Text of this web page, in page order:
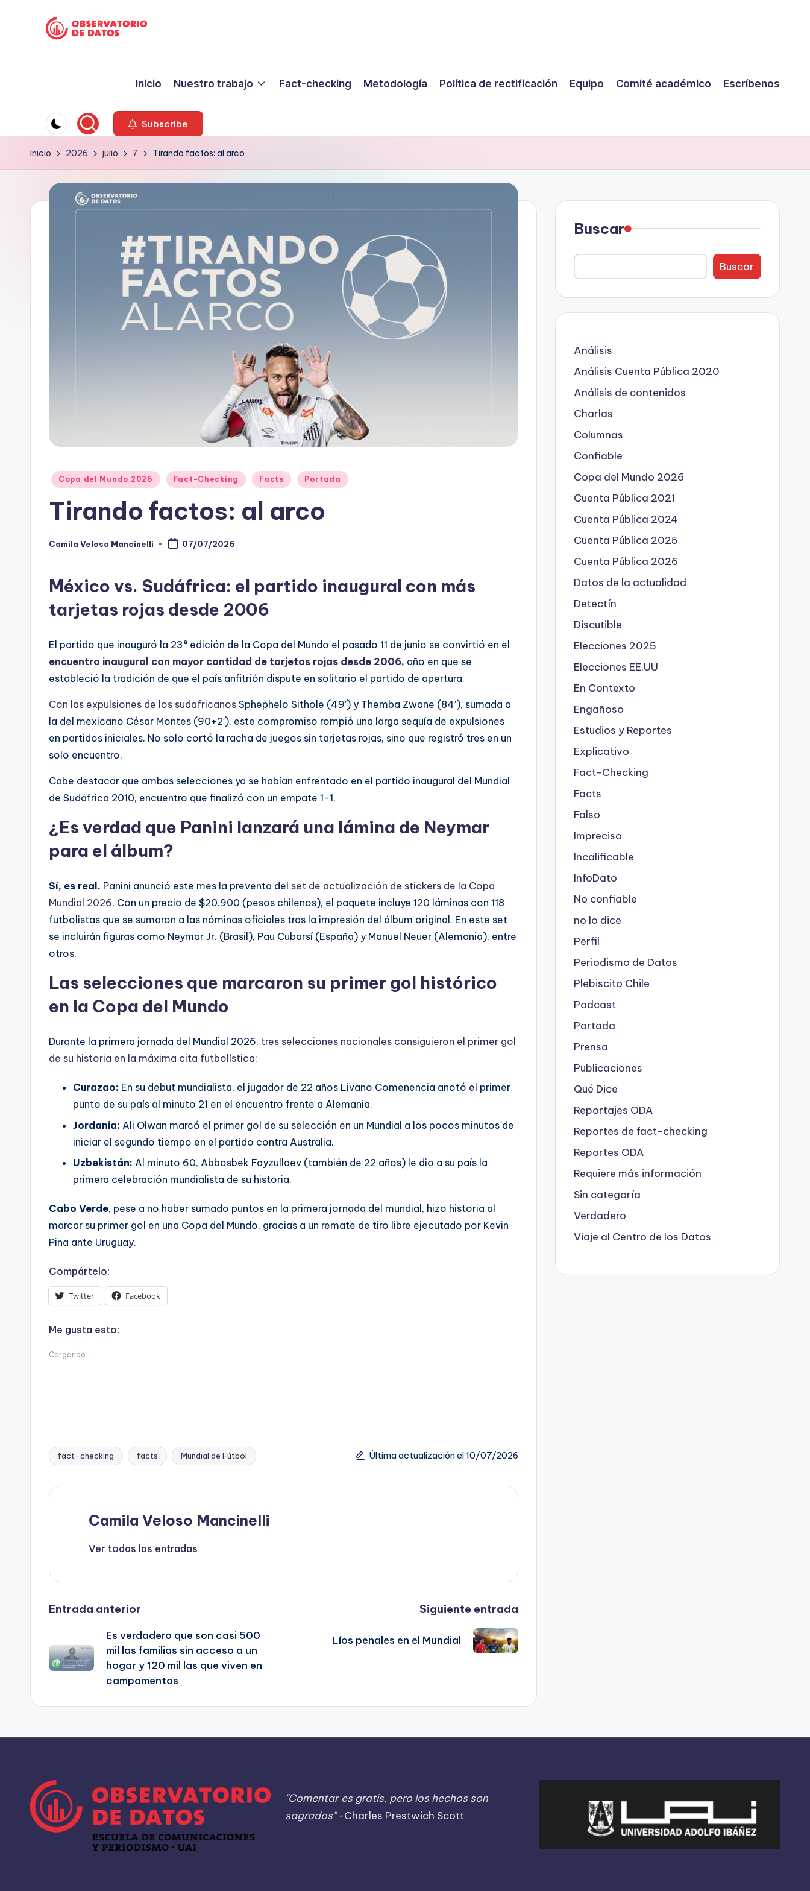
o
d
m
ki
facts
are
sacred"
-
Charles
Preswitch
Inicio Nuestro trabajo Fact-checking Metodología Política de rectificación Equipo Comité académico Escríbenos
Subscribe
Inicio 2026 julio 7 Tirando factos: al arco
Publicado
Copa del Mundo 2026 Fact-Checking Facts Portada
Tirando factos: al arco
Publicado
Camila Veloso Mancinelli 07/07/2026
México vs. Sudáfrica: el partido inaugural con más
tarjetas rojas desde 2006
El partido que inauguró la 23ª edición de la Copa del Mundo el pasado 11 de junio se convirtió en el
encuentro inaugural con mayor cantidad de tarjetas rojas desde 2006, año en que se
estableció la tradición de que el país anfitrión dispute en solitario el partido de apertura.
Con las expulsiones de los sudafricanos Sphephelo Sithole (49′) y Themba Zwane (84′), sumada a
la del mexicano César Montes (90+2′), este compromiso rompió una larga sequía de expulsiones
en partidos iniciales. No solo cortó la racha de juegos sin tarjetas rojas, sino que registró tres en un
solo encuentro.
Cabe destacar que ambas selecciones ya se habían enfrentado en el partido inaugural del Mundial
de Sudáfrica 2010, encuentro que finalizó con un empate 1-1.
¿Es verdad que Panini lanzará una lámina de Neymar
para el álbum?
Sí, es real. Panini anunció este mes la preventa del set de actualización de stickers de la Copa
Mundial 2026. Con un precio de $20.900 (pesos chilenos), el paquete incluye 120 láminas con 118
futbolistas que se sumaron a las nóminas oficiales tras la impresión del álbum original. En este set
se incluirán figuras como Neymar Jr. (Brasil), Pau Cubarsí (España) y Manuel Neuer (Alemania), entre
otros.
Las selecciones que marcaron su primer gol histórico
en la Copa del Mundo
Durante la primera jornada del Mundial 2026, tres selecciones nacionales consiguieron el primer gol
de su historia en la máxima cita futbolística:
Curazao: En su debut mundialista, el jugador de 22 años Livano Comenencia anotó el primer
punto de su país al minuto 21 en el encuentro frente a Alemania.
Jordania: Ali Olwan marcó el primer gol de su selección en un Mundial a los pocos minutos de
iniciar el segundo tiempo en el partido contra Australia.
Uzbekistán: Al minuto 60, Abbosbek Fayzullaev (también de 22 años) le dio a su país la
primera celebración mundialista de su historia.
Cabo Verde, pese a no haber sumado puntos en la primera jornada del mundial, hizo historia al
marcar su primer gol en una Copa del Mundo, gracias a un remate de tiro libre ejecutado por Kevin
Pina ante Uruguay.
Compártelo:
Twitter Facebook
Me gusta esto:
Cargando...
Etiquetas:
fact-checking facts Mundial de Fútbol Última actualización el 10/07/2026
Camila Veloso Mancinelli
Ver todas las entradas
Navegación
de
entradas
Entrada anterior
Es verdadero que son casi 500
mil las familias sin acceso a un
hogar y 120 mil las que viven en
campamentos
Siguiente entrada
Líos penales en el Mundial
Buscar
Buscar
Análisis
Análisis Cuenta Pública 2020
Análisis de contenidos
Charlas
Columnas
Confiable
Copa del Mundo 2026
Cuenta Pública 2021
Cuenta Pública 2024
Cuenta Pública 2025
Cuenta Pública 2026
Datos de la actualidad
Detectín
Discutible
Elecciones 2025
Elecciones EE.UU
En Contexto
Engañoso
Estudios y Reportes
Explicativo
Fact-Checking
Facts
Falso
Impreciso
Incalificable
InfoDato
No confiable
no lo dice
Perfil
Periodismo de Datos
Plebiscito Chile
Podcast
Portada
Prensa
Publicaciones
Qué Dice
Reportajes ODA
Reportes de fact-checking
Reportes ODA
Requiere más información
Sin categoría
Verdadero
Viaje al Centro de los Datos
"Comentar es gratis, pero los hechos son
sagrados"-Charles Prestwich Scott